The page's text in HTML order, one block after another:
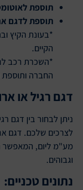
תוספת
תוספת לדגם
*בעונת הקיץ
הקיים.
*השכרת רכב
החברה
דגם רגיל או
ניתן לבחור בין דגם
מע"מ ליום, המאפשר
וגבוהים.
נתונים טכניים: